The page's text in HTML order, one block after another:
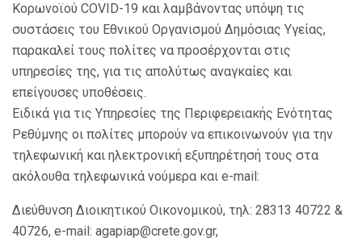
Κορωνοϊού COVID-19 και λαμβάνοντας υπόψη τις
συστάσεις του Εθνικού Οργανισμού Δημόσιας Υγείας,
παρακαλεί τους πολίτες να προσέρχονται στις
υπηρεσίες της, για τις απολύτως αναγκαίες και
επείγουσες υποθέσεις.
Ειδικά για τις Υπηρεσίες της Περιφερειακής Ενότητας
Ρεθύμνης οι πολίτες μπoρούν να επικοινωνούν για την
τηλεφωνική και ηλεκτρονική εξυπηρέτησή τους στα
ακόλουθα τηλεφωνικά νούμερα και e-mail:
Διεύθυνση Διοικητικού Οικονομικού, τηλ: 28313 40722 &
40726, e-mail: agapiap@crete.gov.gr,